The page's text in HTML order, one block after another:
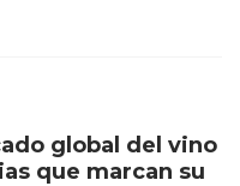
global del vino
que marcan su